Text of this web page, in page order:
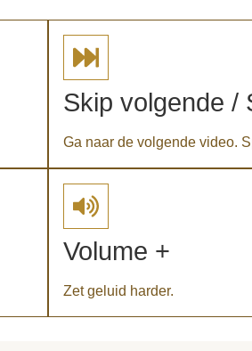
Skip volgende /
Ga naar de volgende video.
Volume +
Zet geluid harder.